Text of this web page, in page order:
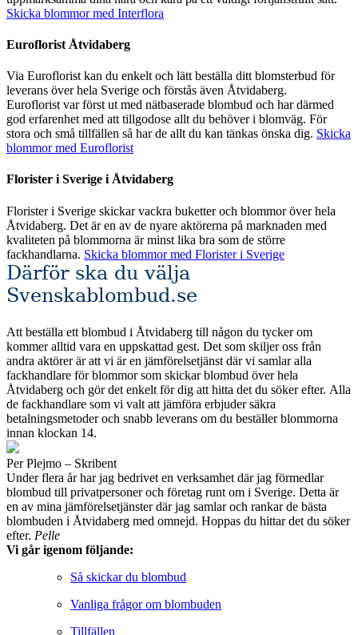
Skicka blommor med Interflora
Euroflorist Åtvidaberg
Via Euroflorist kan du enkelt och lätt beställa ditt blomsterbud för
leverans över hela Sverige och förstås även Åtvidaberg.
Euroflorist var först ut med nätbaserade blombud och har därmed
god erfarenhet med att tillgodose allt du behöver i blomväg. För
stora och små tillfällen så har de allt du kan tänkas önska dig. Skicka
blommor med Euroflorist
Florister i Sverige i Åtvidaberg
Florister i Sverige skickar vackra buketter och blommor över hela
Åtvidaberg. Det är en av de nyare aktörerna på marknaden med
kvaliteten på blommorna är minst lika bra som de större
fackhandlarna. Skicka blommor med Florister i Sverige
Därför ska du välja
Svenskablombud.se
Att beställa ett blombud i Åtvidaberg till någon du tycker om
kommer alltid vara en uppskattad gest. Det som skiljer oss från
andra aktörer är att vi är en jämförelsetjänst där vi samlar alla
fackhandlare för blommor som skickar blombud över hela
Åtvidaberg och gör det enkelt för dig att hitta det du söker efter. Alla
de fackhandlare som vi valt att jämföra erbjuder säkra
betalningsmetoder och snabb leverans om du beställer blommorna
innan klockan 14.
Per Plejmo – Skribent
Under flera år har jag bedrivet en verksamhet där jag förmedlar
blombud till privatpersoner och företag runt om i Sverige. Detta är
en av mina jämförelsetjänster där jag samlar och rankar de bästa
blombuden i Åtvidaberg med omnejd. Hoppas du hittar det du söker
efter. Pelle
Vi går igenom följande:
Så skickar du blombud
Vanliga frågor om blombuden
Tillfällen